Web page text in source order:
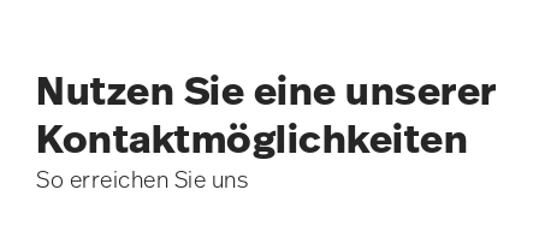
Nutzen Sie eine unserer
Kontakt­möglichkeiten
So erreichen Sie uns